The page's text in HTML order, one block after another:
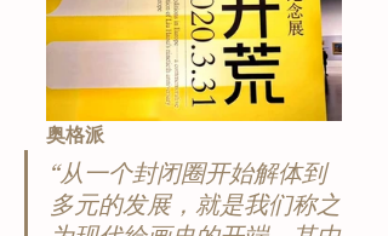
奥格派
“从一个封闭圈开始解体到
多元的发展，就是我们称之